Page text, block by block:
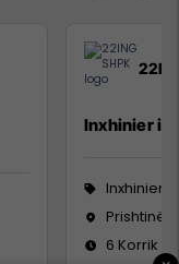
Inxhinier i
Inxhinieri
Prishtinë
6 Korrik